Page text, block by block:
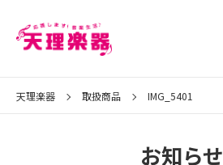
天理楽器 取扱商品 IMG_5401
お知らせ